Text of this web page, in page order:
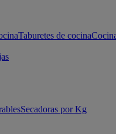
Taburetes de cocina
Secadoras por Kg